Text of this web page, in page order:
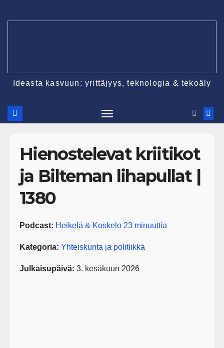
Ideasta kasvuun: yrittäjyys, teknologia & tekoäly
Hienostelevat kriitikot
ja Bilteman lihapullat |
1380
Podcast: Heikelä & Koskelo 23 minuuttia
Kategoria: Yhteiskunta ja politiikka
Julkaisupäivä: 3. kesäkuun 2026